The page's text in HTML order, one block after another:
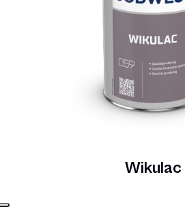
Wikulac